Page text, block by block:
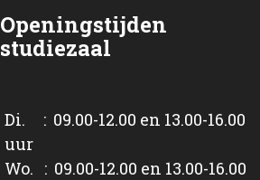
Openingstijden
studiezaal
Di. : 09.00-12.00 en 13.00-16.00
uur
Wo. : 09.00-12.00 en 13.00-16.00